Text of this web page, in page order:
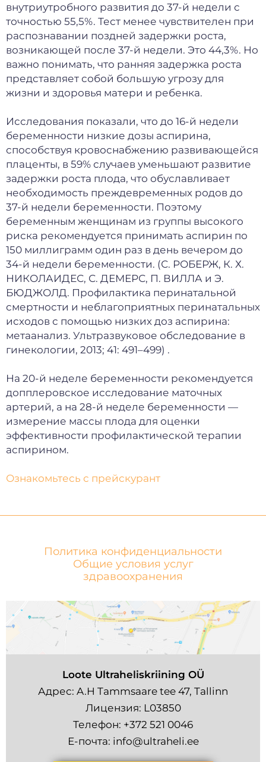
внутриутробного развития до 37-й недели с
точностью 55,5%. Тест менее чувствителен при
распознавании поздней задержки роста,
возникающей после 37-й недели. Это 44,3%. Но
важно понимать, что ранняя задержка роста
представляет собой большую угрозу для
жизни и здоровья матери и ребенка.
Исследования показали, что до 16-й недели
беременности низкие дозы аспирина,
способствуя кровоснабжению развивающейся
плаценты, в 59% случаев уменьшают развитие
задержки роста плода, что обуславливает
необходимость преждевременных родов до
37-й недели беременности. Поэтому
беременным женщинам из группы высокого
риска рекомендуется принимать аспирин по
150 миллиграмм один раз в день вечером до
34-й недели беременности. (С. РОБЕРЖ, К. Х.
НИКОЛАИДЕС, С. ДЕМЕРС, П. ВИЛЛА и Э.
БЮДЖОЛД. Профилактика перинатальной
смертности и неблагоприятных перинатальных
исходов с помощью низких доз аспирина:
метаанализ. Ультразвуковое обследование в
гинекологии, 2013; 41: 491–499) .
На 20-й неделе беременности рекомендуется
допплеровское исследование маточных
артерий, а на 28-й неделе беременности —
измерение массы плода для оценки
эффективности профилактической терапии
аспирином.
Ознакомьтесь с прейскурант
Политика конфиденциальности
Общие условия услуг
здравоохранения
Loote Ultraheliskriining OÜ
Адрес: A.H Tammsaare tee 47, Tallinn
Лицензия: L03850
Телефон: +372 521 0046
Е-почта: info@ultraheli.ee